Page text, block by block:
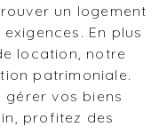
un logement
En plus
location, notre
patrimoniale.
gérer vos biens
profitez des